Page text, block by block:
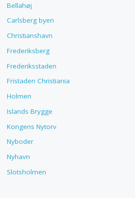
Bellahøj
Carlsberg byen
Christianshavn
Frederiksberg
Frederiksstaden
Fristaden Christiania
Holmen
Islands Brygge
Kongens Nytorv
Nyboder
Nyhavn
Slotsholmen